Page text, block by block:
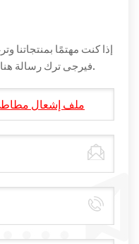
إذا كنت مهتمًا بمنتجاتنا
فيرجى ترك رسالة هنا ، وسنرد عليك في أقرب وقت ممكن.
ملف إشعال